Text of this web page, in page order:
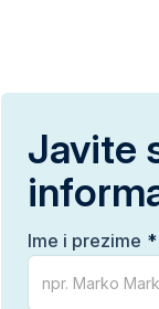
Javite
Ime i prezime